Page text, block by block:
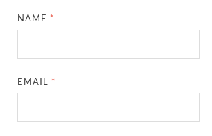
NAME *
EMAIL *